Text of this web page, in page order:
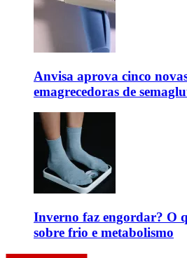
Anvisa aprova cinco
emagrecedoras de
Inverno faz engordar? O
sobre frio e metabolismo